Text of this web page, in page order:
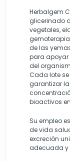
Herbalgem
glicerinado
vegetales,
de las
para apoyar
del
Cada lote
garantizar
bioactivos
Su empleo
de vida
excreción
adecuada y